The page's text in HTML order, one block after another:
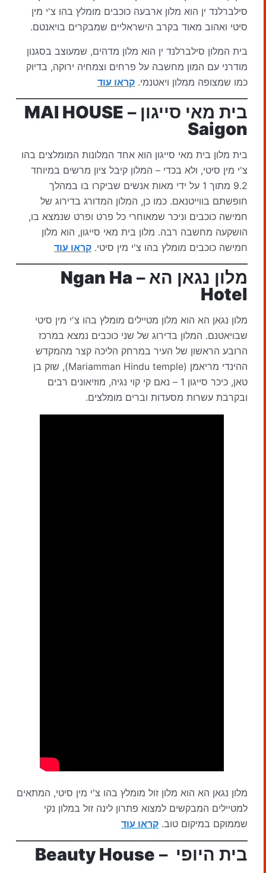
סילברלנד ין הוא מלון ארבעה כוכבים מומלץ בהו צ'י מין
סיטי ואהוב מאוד בקרב הישראליים שמבקרים בויאנטם.
בית המלון סילברלנד ין הוא מלון מדהים, שמעוצב בסגנון
מודרני עם המון מחשבה על פרחים וצמחיה ירוקה, בדיוק
כמו שמצופה ממלון ויאטנמי. קראו עוד
בית מאי סייגון – MAI HOUSE
Saigon
בית מלון בית מאי סייגון הוא אחד המלונות המומלצים בהו
צ'י מין סיטי, ולא בכדי – המלון קיבל ציון מרשים במיוחד
9.2 מתוך 1 על ידי מאות אנשים שביקרו בו במהלך
חופשתם בווייטנאם. כמו כן, המלון המדורג בדירוג של
חמישה כוכבים וניכר שמאוחרי כל פרט ופרט שנמצא בו,
הושקעה מחשבה רבה. מלון בית מאי סייגון, הוא מלון
חמישה כוכבים מומלץ בהו צ'י מין סיטי. קראו עוד
מלון נגאן הא – Ngan Ha
Hotel
מלון נגאן הא הוא מלון מטיילים מומלץ בהו צ'י מין סיטי
שבויאטנם. המלון בדירוג של שני כוכבים נמצא במרכז
הרובע הראשון של העיר במרחק הליכה קצר מהמקדש
ההינדי מריאמן (Mariamman Hindu temple), שוק בן
טאן, כיכר סייגון 1 – נאם קי קוי נגיה, מוזיאונים רבים
ובקרבת עשרות מסעדות וברים מומלצים.
מלון נגאן הא הוא מלון זול מומלץ בהו צ'י מין סיטי, המתאים
למטיילים המבקשים למצוא פתרון לינה זול במלון נקי
שממוקם במיקום טוב. קראו עוד
בית היופי – Beauty House